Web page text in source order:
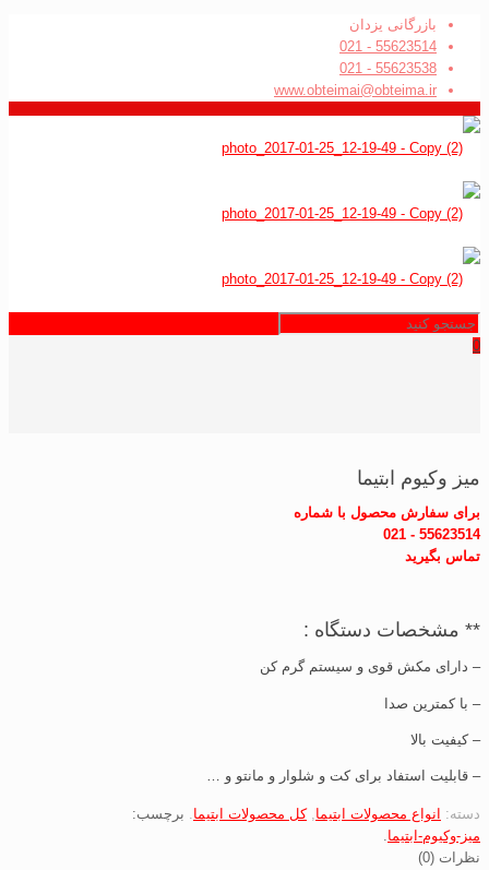
بازرگانی یزدان
55623514 - 021
55623538 - 021
www.obteimai@obteima.ir
0
میز وکیوم ابتیما
برای سفارش محصول با شماره
55623514 - 021
تماس بگیرید
** مشخصات دستگاه :
– دارای مکش قوی و سیستم گرم کن
– با کمترین صدا
– کیفیت بالا
– قابلیت استفاد برای کت و شلوار و مانتو و …
دسته: انواع محصولات ابتیما,کل محصولات ابتیما. برچسب:
میز-وکیوم-ابتیما.
نظرات (0)